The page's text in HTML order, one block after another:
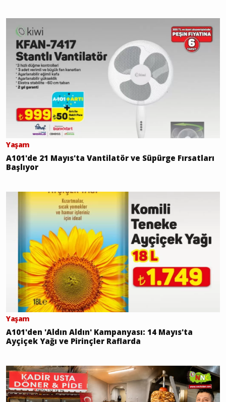
Yaşam
A101'de 21 Mayıs'ta Vantilatör ve Süpürge Fırsatları
Başlıyor
Yaşam
A101'den 'Aldın Aldın' Kampanyası: 14 Mayıs'ta
Ayçiçek Yağı ve Pirinçler Raflarda